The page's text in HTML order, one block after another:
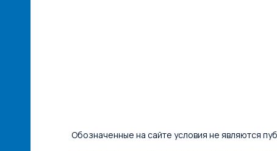
Обозначенные на сайте условия не являются